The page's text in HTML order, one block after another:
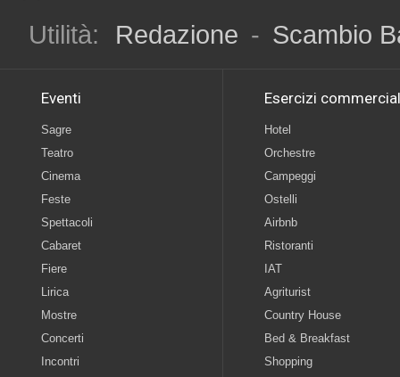
Utilità:
Redazione - Scambio
Eventi
Sagre
Teatro
Cinema
Feste
Spettacoli
Cabaret
Fiere
Lirica
Mostre
Concerti
Incontri
Esercizi
Hotel
Orchestre
Campeggi
Ostelli
Airbnb
Ristoranti
IAT
Agriturist
Country House
Bed & Breakfast
Shopping